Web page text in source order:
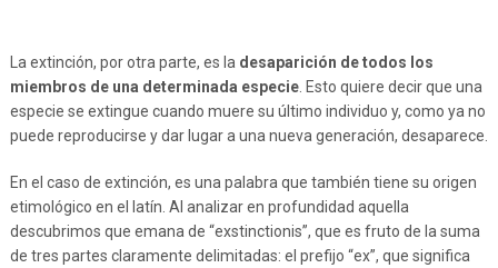
La extinción, por otra parte, es la desaparición de todos los
miembros de una determinada especie. Esto quiere decir que una
especie se extingue cuando muere su último individuo y, como ya no
puede reproducirse y dar lugar a una nueva generación, desaparece.
En el caso de extinción, es una palabra que también tiene su origen
etimológico en el latín. Al analizar en profundidad aquella
descubrimos que emana de “exstinctionis”, que es fruto de la suma
de tres partes claramente delimitadas: el prefijo “ex”, que significa